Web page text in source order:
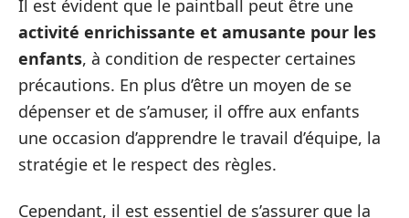
Il est évident que le paintball peut être une
activité enrichissante et amusante pour les
enfants, à condition de respecter certaines
précautions. En plus d’être un moyen de se
dépenser et de s’amuser, il offre aux enfants
une occasion d’apprendre le travail d’équipe, la
stratégie et le respect des règles.
Cependant, il est essentiel de s’assurer que la